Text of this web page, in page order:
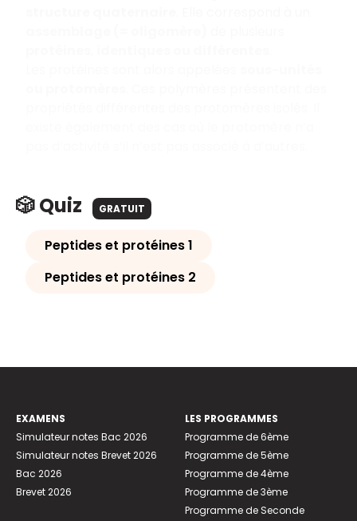
🎲 Quiz GRATUIT
Peptides et protéines 1
Peptides et protéines 2
EXAMENS
Simulateur notes Bac 2026
Simulateur notes Brevet 2026
Bac 2026
Brevet 2026
LES PROGRAMMES
Programme de 6ème
Programme de 5ème
Programme de 4ème
Programme de 3ème
Programme de Seconde